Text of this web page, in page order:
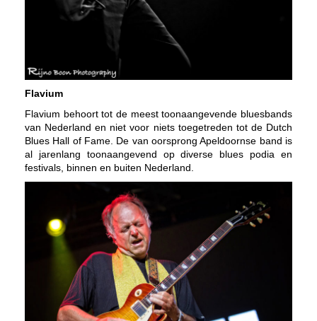
Flavium
Flavium behoort tot de meest toonaangevende bluesbands
van Nederland en niet voor niets toegetreden tot de Dutch
Blues Hall of Fame. De van oorsprong Apeldoornse band is
al jarenlang toonaangevend op diverse blues podia en
festivals, binnen en buiten Nederland.